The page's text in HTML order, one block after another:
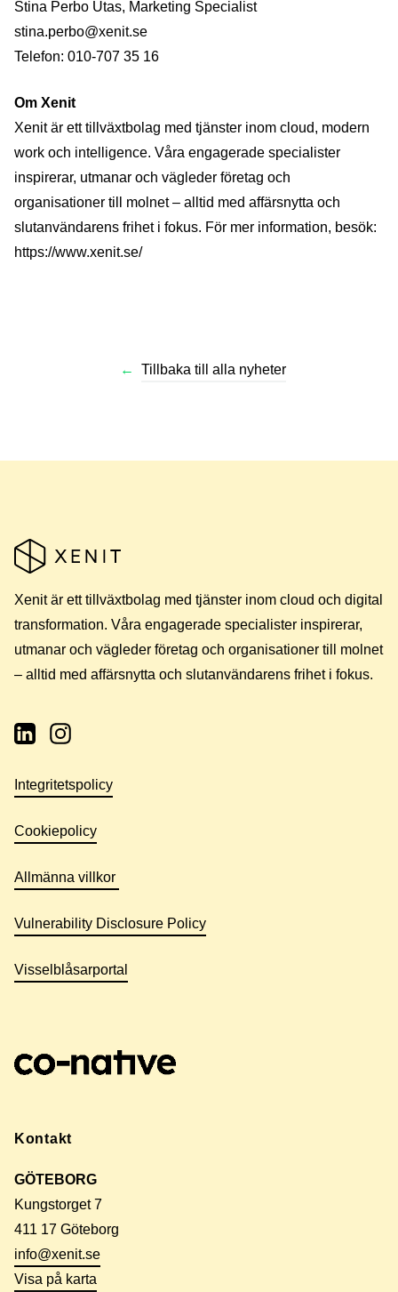
Stina Perbo Utas, Marketing Specialist
stina.perbo@xenit.se
Telefon: 010-707 35 16
Om Xenit
Xenit är ett tillväxtbolag med tjänster inom cloud, modern
work och intelligence. Våra engagerade specialister
inspirerar, utmanar och vägleder företag och
organisationer till molnet – alltid med affärsnytta och
slutanvändarens frihet i fokus. För mer information, besök:
https://www.xenit.se/
← Tillbaka till alla nyheter
Xenit är ett tillväxtbolag med tjänster inom cloud och digital
transformation. Våra engagerade specialister inspirerar,
utmanar och vägleder företag och organisationer till molnet
– alltid med affärsnytta och slutanvändarens frihet i fokus.
Integritetspolicy
Cookiepolicy
Allmänna villkor
Vulnerability Disclosure Policy
Visselblåsarportal
Kontakt
GÖTEBORG
Kungstorget 7
411 17 Göteborg
info@xenit.se
Visa på karta